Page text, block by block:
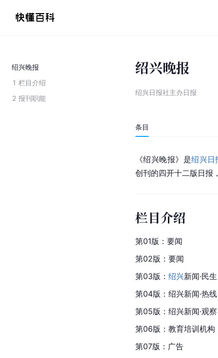
绍兴晚报
1 栏目介绍
2 报刊职能
绍兴晚报
绍兴日报社主办日报
条目
《绍兴晚报》是绍兴日
创刊的四开十二版日报
栏目介绍
第01版：要闻
第02版：要闻
第03版： 绍兴新闻·民生
第04版：绍兴新闻·热线
第05版：绍兴新闻·观察
第06版：教育培训机构
第07版：广告